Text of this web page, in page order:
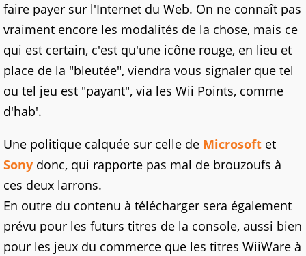
faire payer sur l'Internet du Web. On ne connaît pas
vraiment encore les modalités de la chose, mais ce
qui est certain, c'est qu'une icône rouge, en lieu et
place de la "bleutée", viendra vous signaler que tel
ou tel jeu est "payant", via les Wii Points, comme
d'hab'.
Une politique calquée sur celle de Microsoft et
Sony donc, qui rapporte pas mal de brouzoufs à
ces deux larrons.
En outre du contenu à télécharger sera également
prévu pour les futurs titres de la console, aussi bien
pour les jeux du commerce que les titres WiiWare à